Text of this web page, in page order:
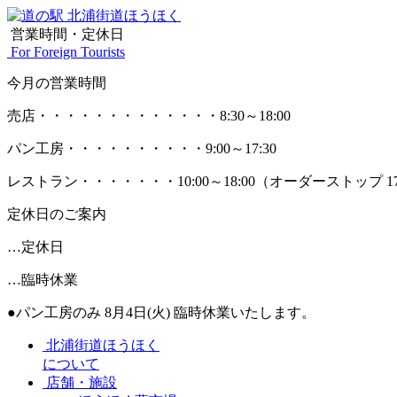
営業時間・定休日
For Foreign Tourists
今月の営業時間
売店 ・・・・・・・・・・・・・ 8:30～18:00
パン工房 ・・・・・・・・・・ 9:00～17:30
レストラン ・・・・・・・ 10:00～18:00 （オーダーストップ
定休日のご案内
…定休日
…臨時休業
●パン工房のみ 8月4日(火) 臨時休業いたします。
北浦街道ほうほく
について
店舗・施設